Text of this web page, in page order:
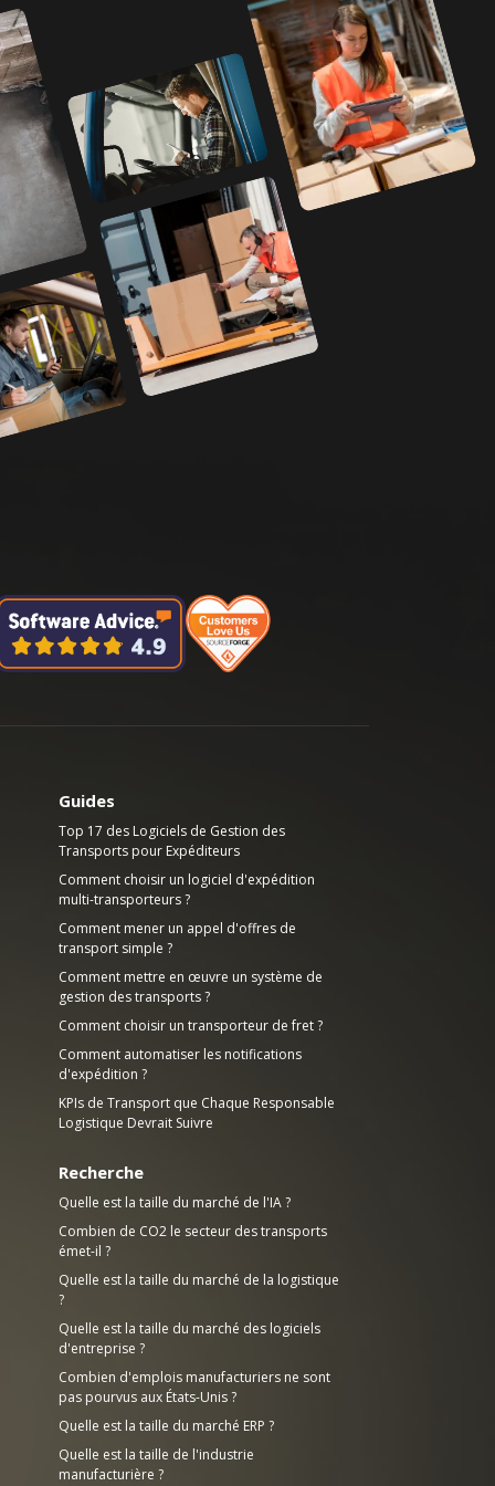
Guides
Top 17 des Logiciels de Gestion des
Transports pour Expéditeurs
Comment choisir un logiciel d'expédition
multi-transporteurs ?
Comment mener un appel d'offres de
transport simple ?
Comment mettre en œuvre un système de
gestion des transports ?
Comment choisir un transporteur de fret ?
Comment automatiser les notifications
d'expédition ?
KPIs de Transport que Chaque Responsable
Logistique Devrait Suivre
Recherche
Quelle est la taille du marché de l'IA ?
Combien de CO2 le secteur des transports
émet-il ?
Quelle est la taille du marché de la logistique
?
Quelle est la taille du marché des logiciels
d'entreprise ?
Combien d'emplois manufacturiers ne sont
pas pourvus aux États-Unis ?
Quelle est la taille du marché ERP ?
Quelle est la taille de l'industrie
manufacturière ?